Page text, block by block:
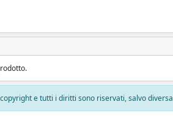
e tutti i diritti sono riservati, salvo